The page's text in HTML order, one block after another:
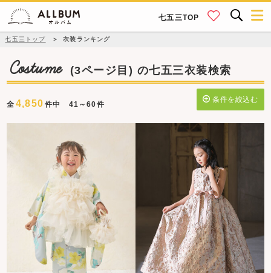
七五三TOP
七五三トップ ＞ 衣装ランキング
Costume (3ページ目) の七五三衣装検索
全 4,850 件中 41～60件
条件を絞込む